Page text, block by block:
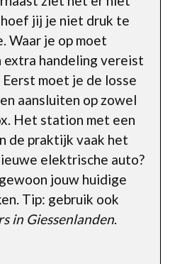
jij je niet druk te
Waar je op moet
handeling vereist
moet je de losse
aansluiten op zowel
Het station met een
de praktijk vaak het
elektrische auto?
jouw huidige
Tip: gebruik ook
in Giessenlanden.